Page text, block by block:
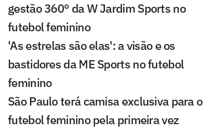
gestão 360° da W Jardim Sports no
futebol feminino
'As estrelas são elas': a visão e os
bastidores da ME Sports no futebol
feminino
São Paulo terá camisa exclusiva para o
futebol feminino pela primeira vez